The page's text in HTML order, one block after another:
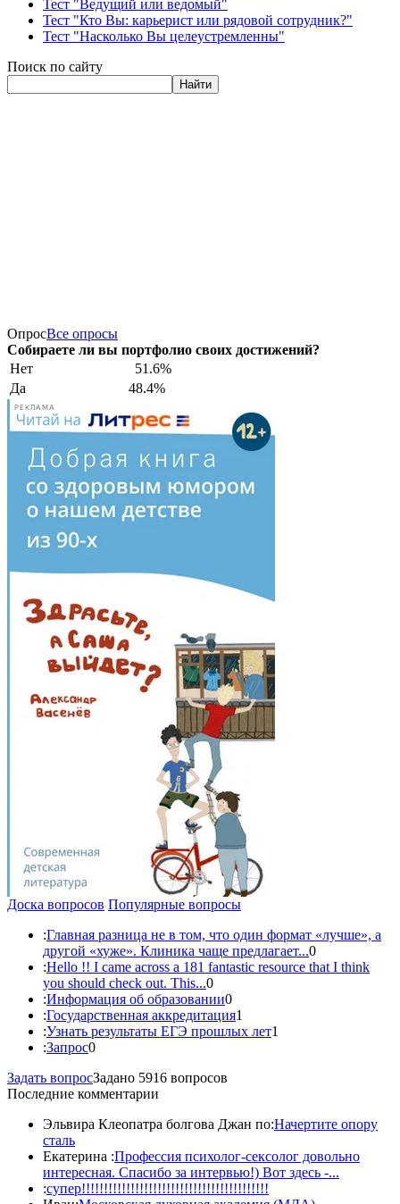
Тест "Ведущий или ведомый"
Тест "Кто Вы: карьерист или рядовой сотрудник?"
Тест "Насколько Вы целеустремленны"
Поиск по сайту
Найти
ОпросВсе опросы
Собираете ли вы портфолио своих достижений?
Нет
51.6%
Да
48.4%
РЕКЛАМА
Доска вопросов Популярные вопросы
:Главная разница не в том, что один формат «лучше», а
другой «хуже». Клиника чаще предлагает...0
:Hello !! I came across a 181 fantastic resource that I think
you should check out. This...0
:Информация об образовании0
:Государственная аккредитация1
:Узнать результаты ЕГЭ прошлых лет1
:Запрос0
Задать вопросЗадано 5916 вопросов
Последние комментарии
Эльвира Клеопатра болгова Джан по:Начертите опору
сталь
Екатерина :Профессия психолог-сексолог довольно
интересная. Спасибо за интервью!) Вот здесь -...
:супер!!!!!!!!!!!!!!!!!!!!!!!!!!!!!!!!!!!!!!!!!!